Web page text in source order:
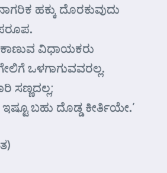
ಹಕ್ಕು ದೊರಕುವುದು
ವಿಧಾಯಕರು
ಒಳಗಾಗುವವರಲ್ಲ.
ಸಣ್ಣದಲ್ಲ;
ಬಹು ದೊಡ್ಡ ಕೀರ್ತಿಯೇ.’